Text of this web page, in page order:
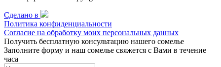
Сделано в
Политика конфиденциальности
Согласие на обработку моих персональных данных
Получить бесплатную консультацию нашего сомелье
Заполните форму и наш сомелье свяжется с Вами в течение
часа